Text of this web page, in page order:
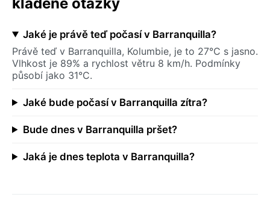
Jaké je právě teď počasí v Barranquilla?
Právě teď v Barranquilla, Kolumbie, je to 27°C s jasno.
Vlhkost je 89% a rychlost větru 8 km/h. Podmínky
působí jako 31°C.
Jaké bude počasí v Barranquilla zítra?
Bude dnes v Barranquilla pršet?
Jaká je dnes teplota v Barranquilla?